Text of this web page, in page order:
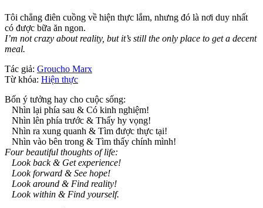
Tôi chẳng điên cuồng về hiện thực lắm, nhưng đó là nơi duy nhất
có được bữa ăn ngon.
I’m not crazy about reality, but it’s still the only place to get a decent
meal.
Tác giả: Groucho Marx
Từ khóa: Hiện thực
Bốn ý tưởng hay cho cuộc sống:
Nhìn lại phía sau & Có kinh nghiệm!
Nhìn lên phía trước & Thấy hy vọng!
Nhìn ra xung quanh & Tìm được thực tại!
Nhìn vào bên trong & Tìm thấy chính mình!
Four beautiful thoughts of life:
Look back & Get experience!
Look forward & See hope!
Look around & Find reality!
Look within & Find yourself.